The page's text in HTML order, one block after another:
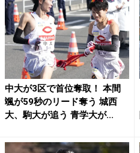
中大が3区で首位奪取！ 本間
颯が59秒のリード奪う 城西
大、駒大が追う 青学大が...